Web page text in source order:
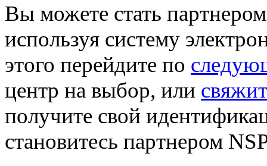
Вы можете стать
используя систему
этого перейдите по
центр на выбор, или
получите свой
становитесь партнером